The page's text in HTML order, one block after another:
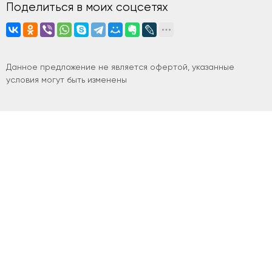
Поделиться в моих соцсетях
Данное предложение не является офертой, указанные
условия могут быть изменены